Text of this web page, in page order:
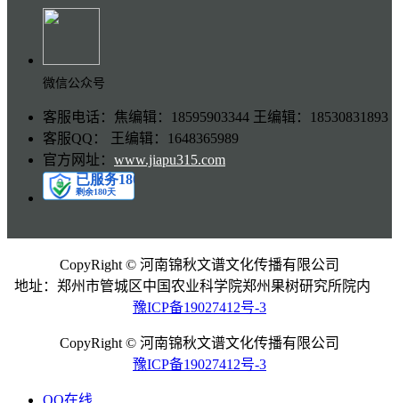
微信公众号
客服电话：焦编辑：18595903344 王编辑：18530831893
客服QQ： 王编辑：1648365989
官方网址： www.jiapu315.com
CopyRight © 河南锦秋文谱文化传播有限公司
地址：郑州市管城区中国农业科学院郑州果树研究所院内
豫ICP备19027412号-3
CopyRight © 河南锦秋文谱文化传播有限公司
豫ICP备19027412号-3
QQ在线